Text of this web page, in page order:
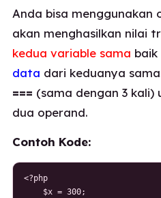
Anda bisa menggunakan
akan menghasilkan nilai
kedua variable sama baik
data dari keduanya
=== (sama dengan 3 kali)
dua operand.
Contoh Kode:
<?php
    $x = 300;